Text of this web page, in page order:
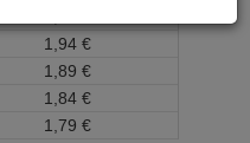
1, 94 €
1, 89 €
1, 84 €
1, 79 €